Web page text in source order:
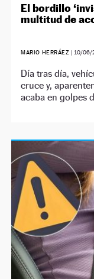
El bordillo
multitud de
MARIO HERRÁEZ | 10/06/
Día tras día,
cruce y,
acaba en golpes